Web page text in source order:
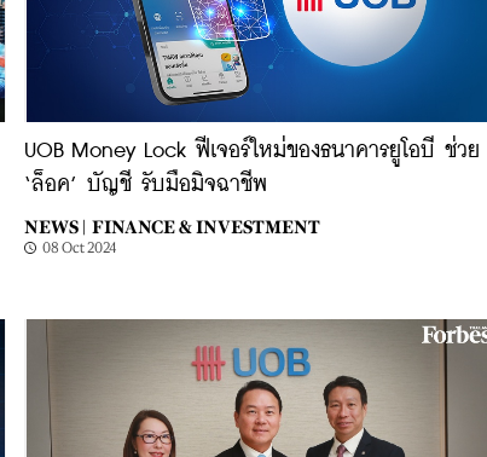
UOB Money Lock ฟีเจอร์ใหม่ของธนาคารยูโอบี ช่วย
‘ล็อค’ บัญชี รับมือมิจฉาชีพ
NEWS | FINANCE & INVESTMENT
08 Oct 2024